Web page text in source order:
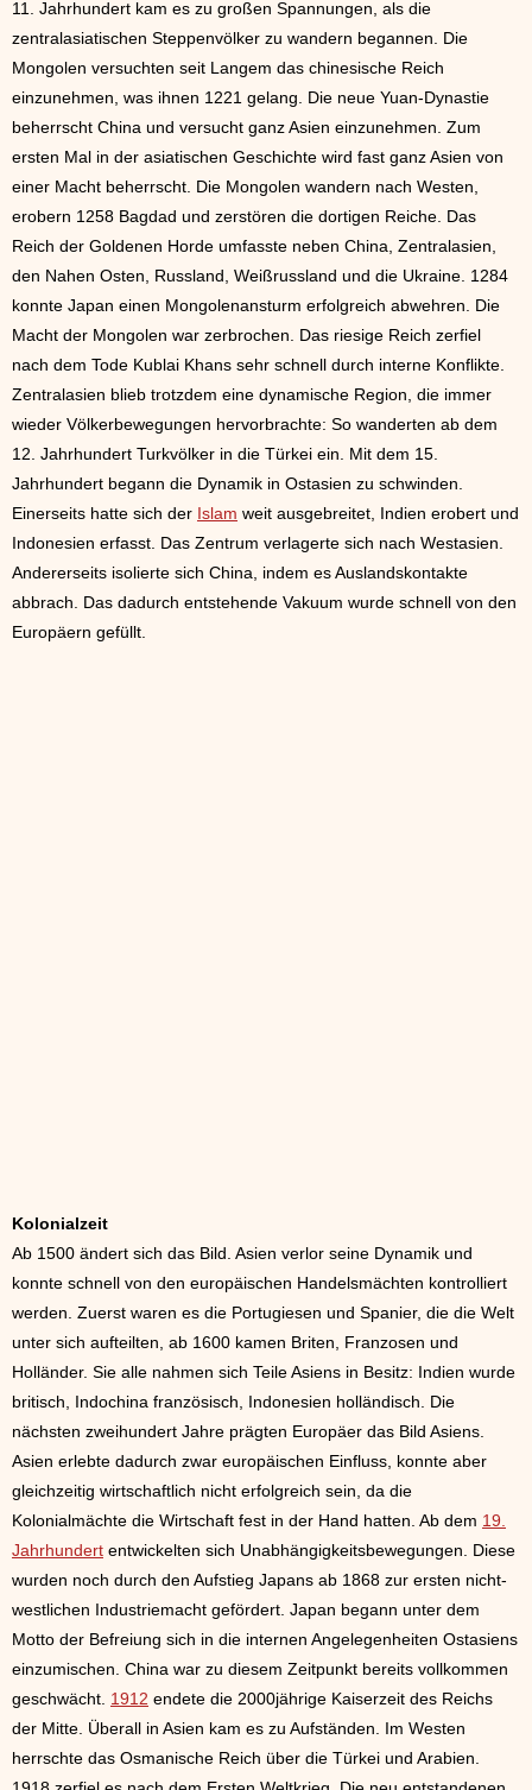
11. Jahrhundert kam es zu großen Spannungen, als die
zentralasiatischen Steppenvölker zu wandern begannen. Die
Mongolen versuchten seit Langem das chinesische Reich
einzunehmen, was ihnen 1221 gelang. Die neue Yuan-Dynastie
beherrscht China und versucht ganz Asien einzunehmen. Zum
ersten Mal in der asiatischen Geschichte wird fast ganz Asien von
einer Macht beherrscht. Die Mongolen wandern nach Westen,
erobern 1258 Bagdad und zerstören die dortigen Reiche. Das
Reich der Goldenen Horde umfasste neben China, Zentralasien,
den Nahen Osten, Russland, Weißrussland und die Ukraine. 1284
konnte Japan einen Mongolenansturm erfolgreich abwehren. Die
Macht der Mongolen war zerbrochen. Das riesige Reich zerfiel
nach dem Tode Kublai Khans sehr schnell durch interne Konflikte.
Zentralasien blieb trotzdem eine dynamische Region, die immer
wieder Völkerbewegungen hervorbrachte: So wanderten ab dem
12. Jahrhundert Turkvölker in die Türkei ein. Mit dem 15.
Jahrhundert begann die Dynamik in Ostasien zu schwinden.
Einerseits hatte sich der Islam weit ausgebreitet, Indien erobert und
Indonesien erfasst. Das Zentrum verlagerte sich nach Westasien.
Andererseits isolierte sich China, indem es Auslandskontakte
abbrach. Das dadurch entstehende Vakuum wurde schnell von den
Europäern gefüllt.
Kolonialzeit
Ab 1500 ändert sich das Bild. Asien verlor seine Dynamik und
konnte schnell von den europäischen Handelsmächten kontrolliert
werden. Zuerst waren es die Portugiesen und Spanier, die die Welt
unter sich aufteilten, ab 1600 kamen Briten, Franzosen und
Holländer. Sie alle nahmen sich Teile Asiens in Besitz: Indien wurde
britisch, Indochina französisch, Indonesien holländisch. Die
nächsten zweihundert Jahre prägten Europäer das Bild Asiens.
Asien erlebte dadurch zwar europäischen Einfluss, konnte aber
gleichzeitig wirtschaftlich nicht erfolgreich sein, da die
Kolonialmächte die Wirtschaft fest in der Hand hatten. Ab dem 19.
Jahrhundert entwickelten sich Unabhängigkeitsbewegungen. Diese
wurden noch durch den Aufstieg Japans ab 1868 zur ersten nicht-
westlichen Industriemacht gefördert. Japan begann unter dem
Motto der Befreiung sich in die internen Angelegenheiten Ostasiens
einzumischen. China war zu diesem Zeitpunkt bereits vollkommen
geschwächt. 1912 endete die 2000jährige Kaiserzeit des Reichs
der Mitte. Überall in Asien kam es zu Aufständen. Im Westen
herrschte das Osmanische Reich über die Türkei und Arabien.